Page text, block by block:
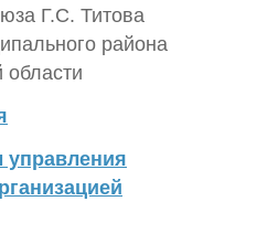
Г.С. Титова
района
управления